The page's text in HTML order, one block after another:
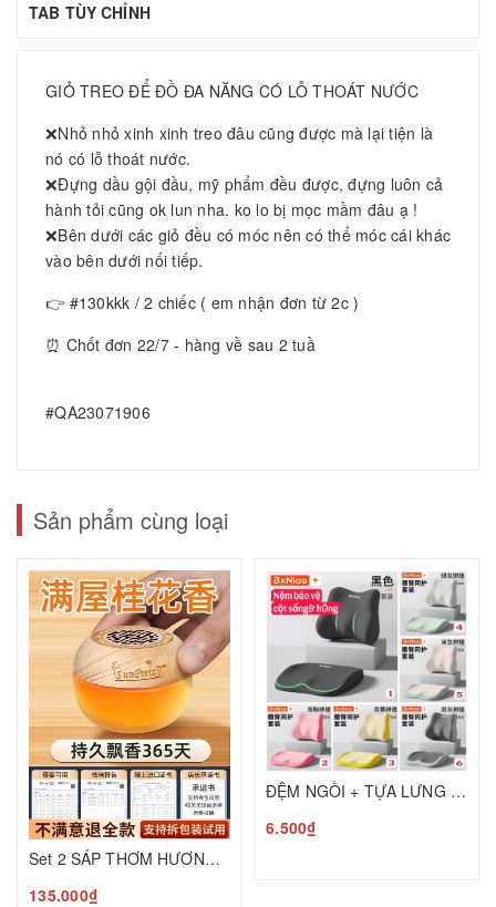
TAB TÙY CHỈNH
GIỎ TREO ĐỂ ĐỒ ĐA NĂNG CÓ LỖ THOÁT NƯỚC
❌Nhỏ nhỏ xinh xinh treo đâu cũng được mà lại tiện là
nó có lỗ thoát nước.
❌Đựng dầu gội đầu, mỹ phẩm đều được, đựng luôn cả
hành tỏi cũng ok lun nha. ko lo bị mọc mầm đâu ạ !
❌Bên dưới các giỏ đều có móc nên có thể móc cái khác
vào bên dưới nối tiếp.
👉 #130kkk / 2 chiếc ( em nhận đơn từ 2c )
⏰ Chốt đơn 22/7 - hàng về sau 2 tuầ
#QA23071906
Sản phẩm cùng loại
Set 2 SÁP THƠM HƯƠNG HOA MỘC T25050601
135.000₫
ĐỆM NGỒI + TỰA LƯNG CAO CẤP BẢO VỆ CỘT SỐNG C25050205
6.500₫